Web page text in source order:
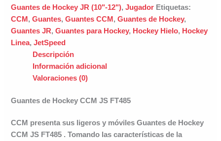
FT485
cantidad
Guantes de Hockey JR (10"-12"),Jugador Etiquetas:
CCM ,Guantes,Guantes CCM ,Guantes de Hockey,
Guantes JR,Guantes para Hockey, Hockey Hielo, Hockey
Linea,JetSpeed
Descripción
Información adicional
Valoraciones (0)
Guantes de Hockey CCM JS FT485
CCM presenta sus ligeros y móviles Guantes de Hockey
CCM JS FT485 . Tomando las características de la